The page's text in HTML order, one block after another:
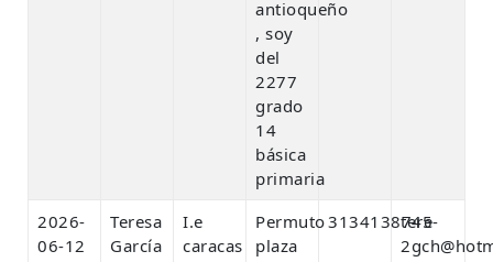
antioqueño
, soy
del
2277
grado
14
básica
primaria
2026-
06-12
Teresa
García
I.e
caracas
Permuto
plaza
3134138745
tere-